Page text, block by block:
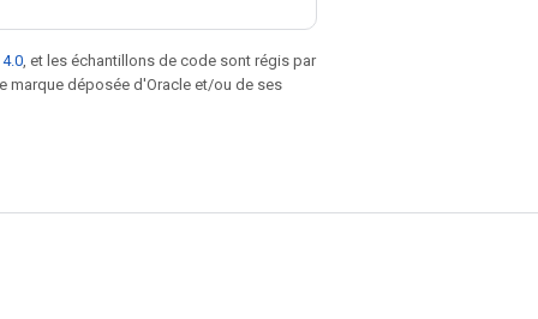
, et les échantillons de code sont régis par
marque déposée d'Oracle et/ou de ses